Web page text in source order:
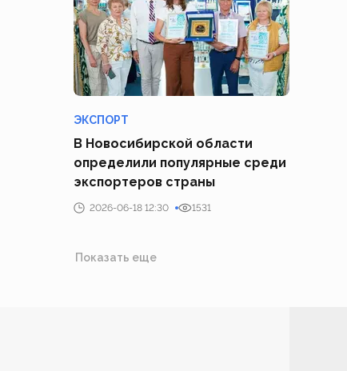
ЭКСПОРТ
В Новосибирской области
определили популярные среди
экспортеров страны
2026-06-18 12:30 1531
Показать еще